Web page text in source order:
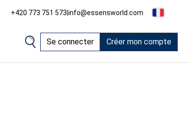
+420 773 751 573|info@essensworld.com
Se connecter Créer mon compte